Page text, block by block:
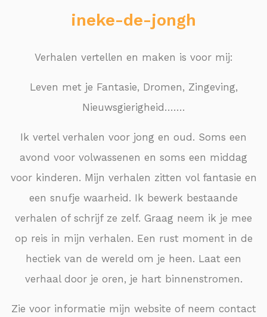
ineke-de-jongh
Verhalen vertellen en maken is voor mij:
Leven met je Fantasie, Dromen, Zingeving,
Nieuwsgierigheid…….
Ik vertel verhalen voor jong en oud. Soms een
avond voor volwassenen en soms een middag
voor kinderen. Mijn verhalen zitten vol fantasie en
een snufje waarheid. Ik bewerk bestaande
verhalen of schrijf ze zelf. Graag neem ik je mee
op reis in mijn verhalen. Een rust moment in de
hectiek van de wereld om je heen. Laat een
verhaal door je oren, je hart binnenstromen.
Zie voor informatie mijn website of neem contact